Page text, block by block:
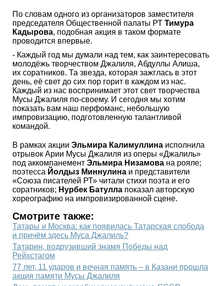
По словам одного из организаторов заместителя
председателя Общественной палаты РТ Тимура
Кадырова, подобная акция в таком формате
проводится впервые.
- Каждый год мы думали над тем, как заинтересовать
молодёжь творчеством Джалиля, Абдуллы Алиша,
их соратников. Та звезда, которая зажглась в этот
день, её свет до сих пор горит в каждом из нас.
Каждый из нас воспринимает этот свет творчества
Мусы Джалиля по-своему. И сегодня мы хотим
показать вам наш перфоманс, небольшую
импровизацию, подготовленную талантливой
командой.
В рамках акции Эльмира Калимуллина исполнила
отрывок Арии Мусы Джалиля из оперы «Джалиль»
под аккомпанемент Эльмира Низамова на рояле;
поэтесса Йолдыз Миннулина и представители
«Союза писателей РТ» читали стихи поэта и его
соратников; Нурбек Батулла показал авторскую
хореографию на импровизированной сцене.
Смотрите также:
Татары и Москва: как появилась Татарская слобода
и причём здесь Муса Джалиль?
Татарин, водрузивший знамя Победы над
Рейхстагом
77 лет, 11 ударов и вечная память – в Казани прошла
акция памяти Мусы Джалиля